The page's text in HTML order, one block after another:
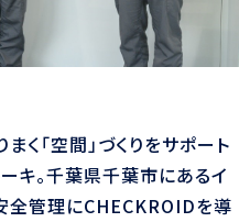
く「空間」づくりをサポート
キ。千葉県千葉市にあるイ
全管理にCHECKROIDを導